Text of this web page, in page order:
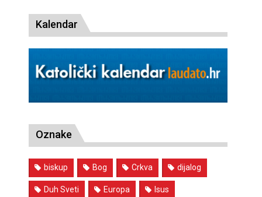
Kalendar
Oznake
biskup Bog Crkva dijalog
Duh Sveti Europa Isus